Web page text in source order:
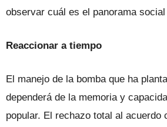
observar cuál es el panorama
Reaccionar a tiempo
El manejo de la bomba que ha
dependerá de la memoria y
popular. El rechazo total al acuerdo